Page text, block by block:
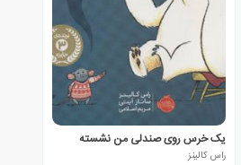
یک خرس روی صندلی من نشسته
راس کالینز